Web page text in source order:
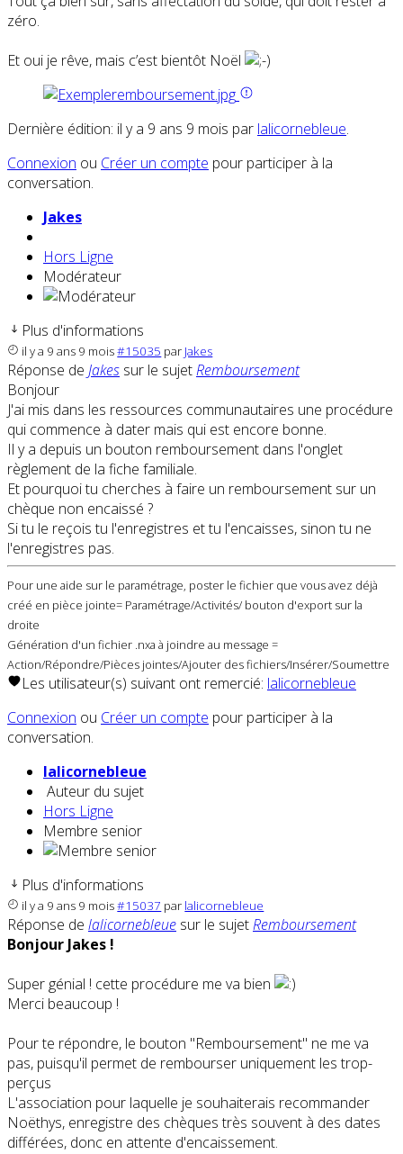
zéro.
Et oui je rêve, mais c’est bientôt Noël
Dernière édition: il y a 9 ans 9 mois par lalicornebleue.
Connexion ou Créer un compte pour participer à la
conversation.
Jakes
Hors Ligne
Modérateur
Plus d'informations
il y a 9 ans 9 mois#15035 par Jakes
Réponse de Jakes sur le sujetRemboursement
Bonjour
J'ai mis dans les ressources communautaires une procédure
qui commence à dater mais qui est encore bonne.
Il y a depuis un bouton remboursement dans l'onglet
règlement de la fiche familiale.
Et pourquoi tu cherches à faire un remboursement sur un
chèque non encaissé ?
Si tu le reçois tu l'enregistres et tu l'encaisses, sinon tu ne
l'enregistres pas.
Pour une aide sur le paramétrage, poster le fichier que vous avez déjà
créé en pièce jointe= Paramétrage/Activités/ bouton d'export sur la
droite
Génération d'un fichier .nxa à joindre au message =
Action/Répondre/Pièces jointes/Ajouter des fichiers/Insérer/Soumettre
Les utilisateur(s) suivant ont remercié: lalicornebleue
Connexion ou Créer un compte pour participer à la
conversation.
lalicornebleue
Auteur du sujet
Hors Ligne
Membre senior
Plus d'informations
il y a 9 ans 9 mois#15037 par lalicornebleue
Réponse de lalicornebleue sur le sujetRemboursement
Bonjour Jakes !
Super génial ! cette procédure me va bien
Merci beaucoup !
Pour te répondre, le bouton "Remboursement" ne me va
pas, puisqu'il permet de rembourser uniquement les trop-
perçus
L'association pour laquelle je souhaiterais recommander
Noëthys, enregistre des chèques très souvent à des dates
différées, donc en attente d'encaissement.